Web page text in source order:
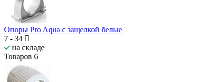
Опоры Pro Aqua с защелкой белые
7 - 34
на складе
Товаров 6